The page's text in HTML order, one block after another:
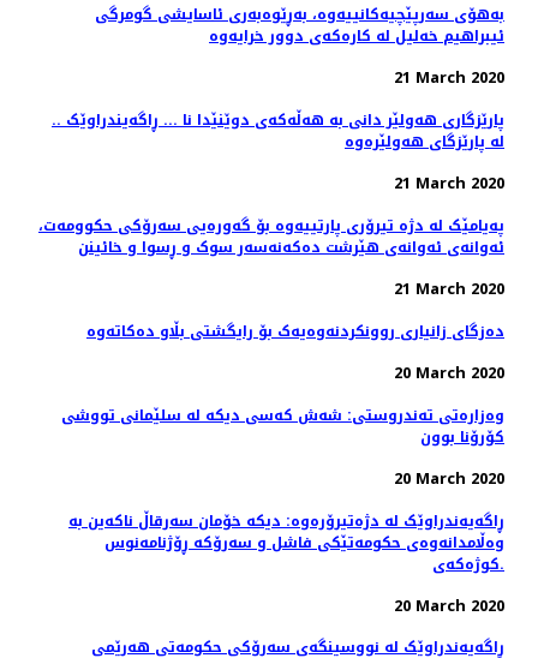
بەهۆی سەرپێچیەکانییەوە، بەڕێوەبەری ئاسایشی گومرگی
ئیبراهیم خەلیل لە کارەکەی دوور خرایەوە
21 March 2020
.. پارێزگاری هەولێر دانی بە هەڵەکەی دوێنێدا نا ... ڕاگەیندراوێک
لە پارێزگای هەولێرەوە
21 March 2020
پەیامێک لە دژە تیرۆری پارتییەوە بۆ گەورەیی سەرۆکی حکوومەت،
ئەوانەی ئەوانەی هێرشت دەکەنەسەر سوک و ڕسوا و خائینن
21 March 2020
دەزگای زانیاری روونکردنەوەیەک بۆ رایگشتی بڵاو دەکاتەوە
20 March 2020
وەزارەتی تەندروستی: شەش كەسی دیكە لە سلێمانی تووشی
كۆرۆنا بوون
20 March 2020
ڕاگەیەندراوێک لە دژەتیرۆرەوە: دیکە خۆمان سەرقاڵ ناکەین بە
وەڵامدانەوەی حکومەتێکی فاشل و سەرۆکە ڕۆژنامەنوس
کوژەکەی.
20 March 2020
ڕاگەیەندراوێک لە نووسینگەی سەرۆکی حکومەتی هەرێمی